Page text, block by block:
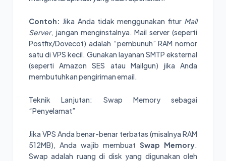
Contoh: Jika Anda tidak menggunakan fitur Mail
Server, jangan menginstalnya. Mail server (seperti
Postfix/Dovecot) adalah “pembunuh” RAM nomor
satu di VPS kecil. Gunakan layanan SMTP eksternal
(seperti Amazon SES atau Mailgun) jika Anda
membutuhkan pengiriman email.
Teknik Lanjutan: Swap Memory sebagai
“Penyelamat”
Jika VPS Anda benar-benar terbatas (misalnya RAM
512MB), Anda wajib membuat Swap Memory.
Swap adalah ruang di disk yang digunakan oleh